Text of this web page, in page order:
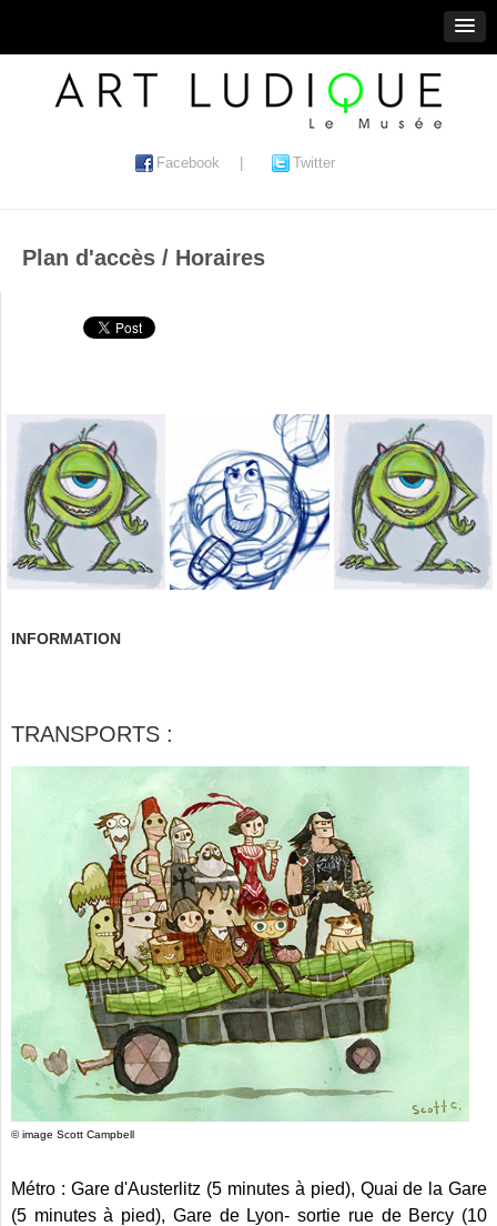
Facebook Twitter
Plan d'accès / Horaires
INFORMATION
TRANSPORTS :
© image Scott Campbell
Métro : Gare d'Austerlitz (5 minutes à pied), Quai de la Gare
(5 minutes à pied), Gare de Lyon- sortie rue de Bercy (10